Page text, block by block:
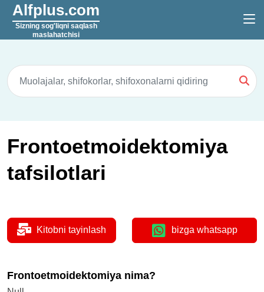
Alfplus.com
Sizning sog'liqni saqlash
maslahatchisi
Frontoetmoidektomiya
tafsilotlari
Frontoetmoidektomiya nima?
Kitobni tayinlash bizga whatsapp